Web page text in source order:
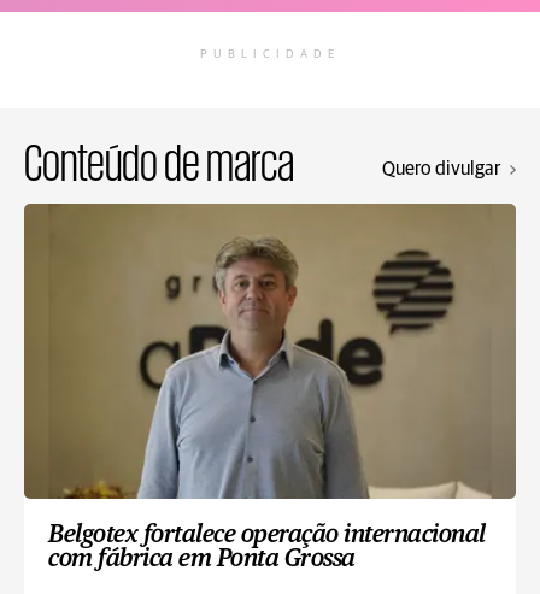
PUBLICIDADE
Conteúdo de marca Quero divulgar
Belgotex fortalece operação internacional
com fábrica em Ponta Grossa